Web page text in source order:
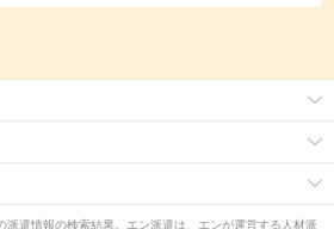
遣情報の検索結果。エン派遣は、エンが運営する人材派